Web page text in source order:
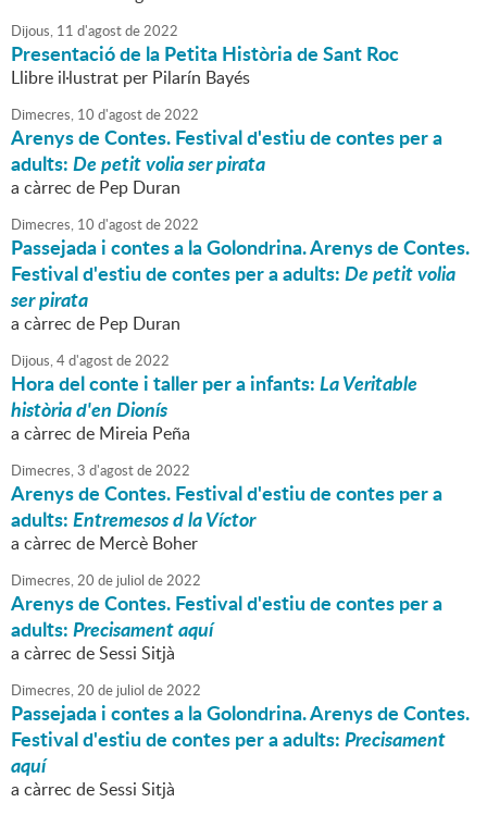
Dijous, 11 d'agostde2022
Presentació de la Petita Història de Sant Roc
Llibre il·lustrat per Pilarín Bayés
Dimecres, 10 d'agostde2022
Arenys de Contes. Festival d'estiu de contes per a
adults:De petit volia ser pirata
a càrrec de Pep Duran
Dimecres, 10 d'agostde2022
Passejada i contes a la Golondrina. Arenys de Contes.
Festival d'estiu de contes per a adults:De petit volia
ser pirata
a càrrec de Pep Duran
Dijous,4d'agostde2022
Hora del conte i taller per a infants:La Veritable
història d'en Dionís
a càrrec de Mireia Peña
Dimecres,3 d'agostde2022
Arenys de Contes. Festival d'estiu de contes per a
adults:Entremesos d la Víctor
a càrrec de Mercè Boher
Dimecres,20 de juliol de2022
Arenys de Contes. Festival d'estiu de contes per a
adults:Precisament aquí
a càrrec de Sessi Sitjà
Dimecres,20 de juliol de2022
Passejada i contes a la Golondrina. Arenys de Contes.
Festival d'estiu de contes per a adults:Precisament
aquí
a càrrec de Sessi Sitjà